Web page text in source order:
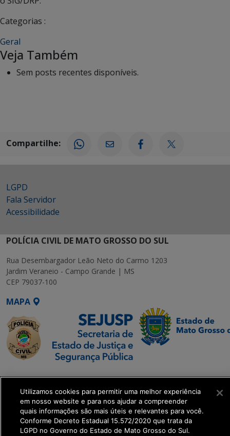
Categorias :
Geral
Veja Também
Sem posts recentes disponíveis.
Compartilhe:
LGPD
Fala Servidor
Acessibilidade
POLÍCIA CIVIL DE MATO GROSSO DO SUL
Rua Desembargador Leão Neto do Carmo 1203
Jardim Veraneio - Campo Grande | MS
CEP 79037-100
MAPA
SETDIG | Secretaria-
Executiva de
Transformação Digital
get_footer();
Utilizamos cookies para permitir uma melhor experiência
em nosso website e para nos ajudar a compreender
quais informações são mais úteis e relevantes para você.
Conforme Decreto Estadual 15.572/2020 que trata da
LGPD no Governo do Estado de Mato Grosso do Sul.